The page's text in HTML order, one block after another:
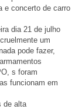
e concerto de carro
dia 21 de julho
um
pode fazer,
s foram
funcionam em
de alta